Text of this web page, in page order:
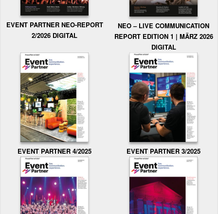
EVENT PARTNER NEO-REPORT
2/2026 DIGITAL
NEO – LIVE COMMUNICATION
REPORT EDITION 1 | MÄRZ 2026
DIGITAL
EVENT PARTNER 4/2025 EVENT PARTNER 3/2025